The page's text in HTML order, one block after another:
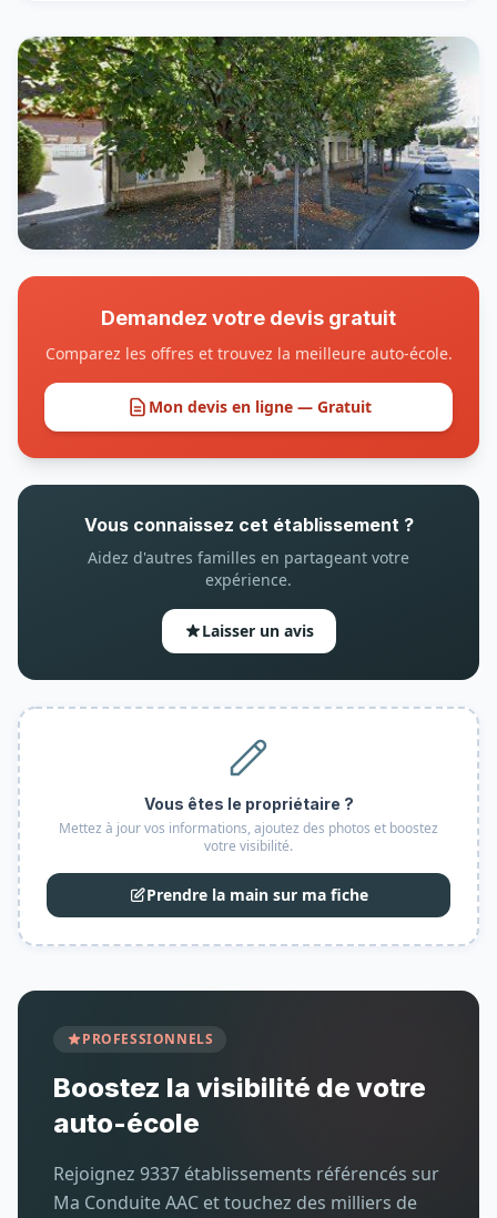
Demandez votre devis gratuit
Comparez les offres et trouvez la meilleure auto-école.
Mon devis en ligne — Gratuit
Vous connaissez cet établissement ?
Aidez d'autres familles en partageant votre
expérience.
Laisser un avis
Vous êtes le propriétaire ?
Mettez à jour vos informations, ajoutez des photos et boostez
votre visibilité.
Prendre la main sur ma fiche
PROFESSIONNELS
Boostez la visibilité de votre
auto-école
Rejoignez 9337 établissements référencés sur
Ma Conduite AAC et touchez des milliers de